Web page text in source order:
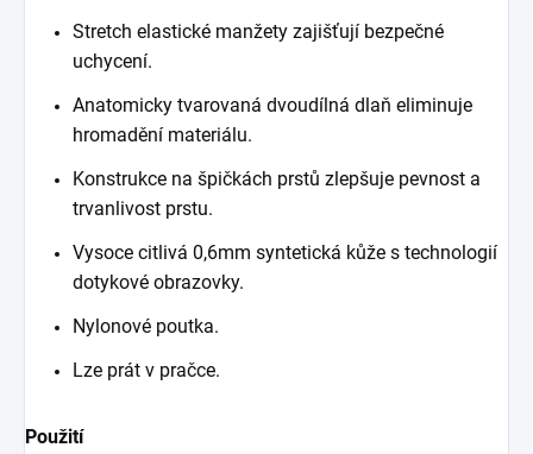
Stretch elastické manžety zajišťují bezpečné
uchycení.
Anatomicky tvarovaná dvoudílná dlaň eliminuje
hromadění materiálu.
Konstrukce na špičkách prstů zlepšuje pevnost a
trvanlivost prstu.
Vysoce citlivá 0,6mm syntetická kůže s technologií
dotykové obrazovky.
Nylonové poutka.
Lze prát v pračce.
Použití